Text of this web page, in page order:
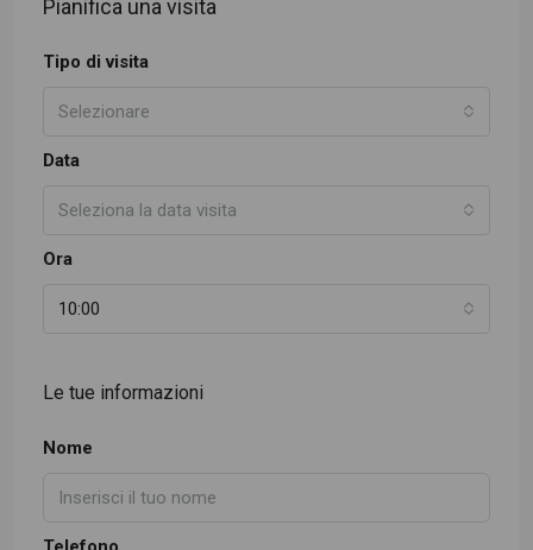
Pianifica una visita
Tipo di visita
Selezionare
Data
Seleziona la data visita
Ora
10:00
Le tue informazioni
Nome